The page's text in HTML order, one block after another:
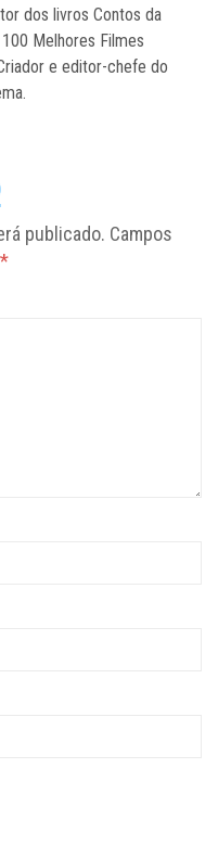
dos livros Contos da
Melhores Filmes
e editor-chefe do
publicado. Campos
*